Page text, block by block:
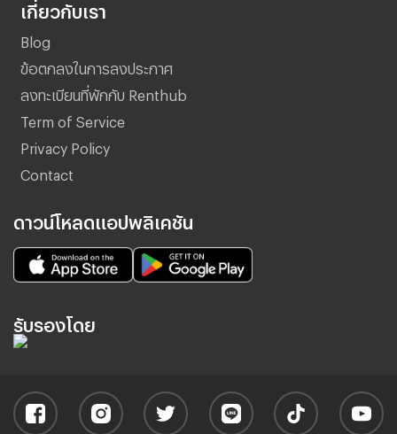
เกี่ยวกับเรา
Blog
ข้อตกลงในการลงประกาศ
ลงทะเบียนที่พักกับ Renthub
Term of Service
Privacy Policy
Contact
ดาวน์โหลดแอปพลิเคชัน
รับรองโดย